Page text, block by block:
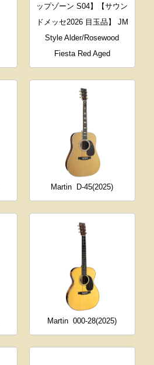
ップゾーン S04】【サウン
ドメッセ2026 目玉品】 JM
Style Alder/Rosewood
Fiesta Red Aged
Martin D-45(2025)
Martin 000-28(2025)